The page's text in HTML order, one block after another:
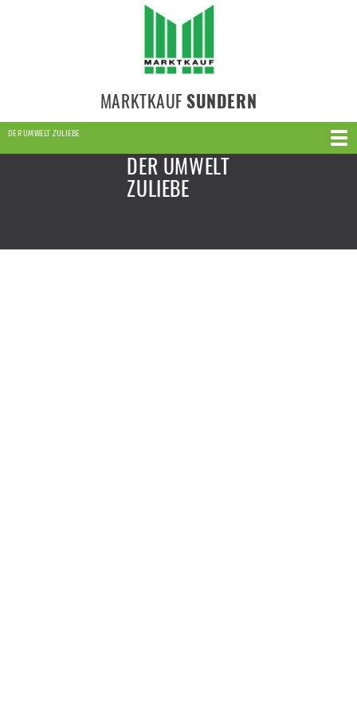
MARKTKAUF SUNDERN
DER UMWELT ZULIEBE
DER UMWELT
ZULIEBE